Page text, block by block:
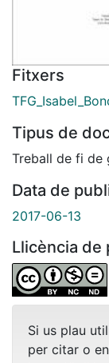
Fitxers
Tipus de
Treball de fi de
Data de
2017-06-13
Llicència de
Si us plau
per citar o